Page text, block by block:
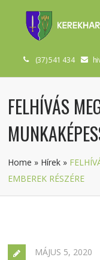
(37) 541 434
FELHÍVÁS
Home » Hírek »
EMBEREK RÉSZÉRE
MÁJUS 5, 2020